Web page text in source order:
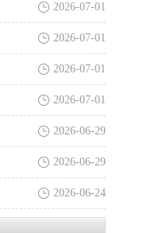
2026-07-01
2026-07-01
2026-07-01
2026-07-01
2026-06-29
2026-06-29
2026-06-24